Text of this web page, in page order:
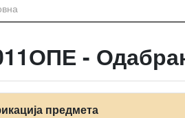
-
предмета